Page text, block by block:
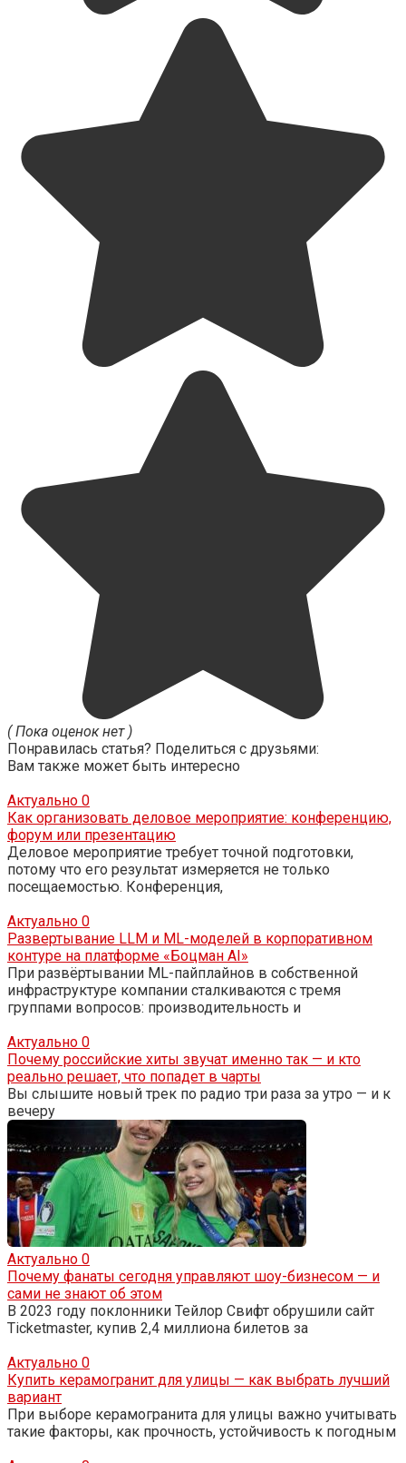
( Пока оценок нет )
Понравилась статья? Поделиться с друзьями:
Вам также может быть интересно
Актуально 0
Как организовать деловое мероприятие: конференцию,
форум или презентацию
Деловое мероприятие требует точной подготовки,
потому что его результат измеряется не только
посещаемостью. Конференция,
Актуально 0
Развертывание LLM и ML-моделей в корпоративном
контуре на платформе «Боцман AI»
При развёртывании ML-пайплайнов в собственной
инфраструктуре компании сталкиваются с тремя
группами вопросов: производительность и
Актуально 0
Почему российские хиты звучат именно так — и кто
реально решает, что попадет в чарты
Вы слышите новый трек по радио три раза за утро — и к
вечеру
Актуально 0
Почему фанаты сегодня управляют шоу-бизнесом — и
сами не знают об этом
В 2023 году поклонники Тейлор Свифт обрушили сайт
Ticketmaster, купив 2,4 миллиона билетов за
Актуально 0
Купить керамогранит для улицы — как выбрать лучший
вариант
При выборе керамогранита для улицы важно учитывать
такие факторы, как прочность, устойчивость к погодным